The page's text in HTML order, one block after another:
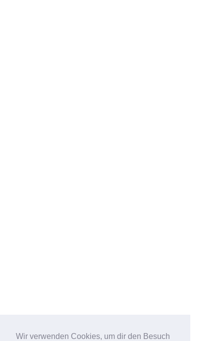
Wir verwenden Cookies, um dir den Besuch